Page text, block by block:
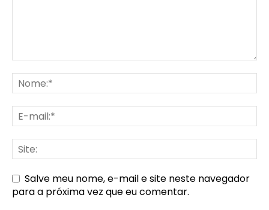
Salve meu nome, e-mail e site neste navegador
para a próxima vez que eu comentar.